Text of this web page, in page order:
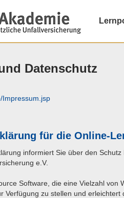
Datenschutz
Impressum.jsp
für die Online-
informiert Sie über den
e.V.
Software, die eine Vielzahl
Verfügung zu stellen und